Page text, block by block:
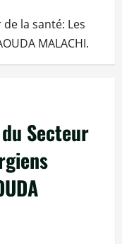
la santé: Les
MALACHI.
Secteur